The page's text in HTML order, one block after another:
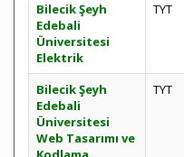
Bilecik Şeyh
Edebali
Üniversitesi
Elektrik
TYT
Bilecik Şeyh
Edebali
Üniversitesi
Web Tasarımı ve
TYT